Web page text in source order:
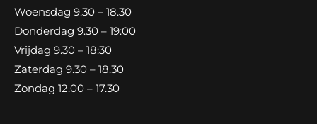
Woensdag 9.30 – 18.30
Donderdag 9.30 – 19:00
Vrijdag 9.30 – 18:30
Zaterdag 9.30 – 18.30
Zondag 12.00 – 17.30